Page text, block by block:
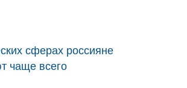
сферах россияне
чаще всего